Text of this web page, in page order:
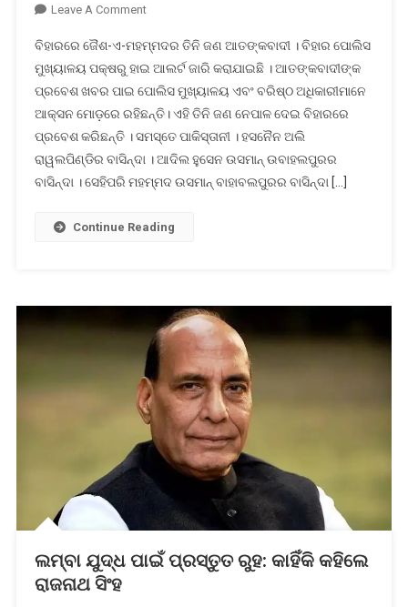
Leave A CommentOn
୩
ଆତଙ୍କବାଦୀ:
କରୁଛନ୍ତି
ଆକ୍ରମଣର
ବଡ଼
ଯୋଜନା
ବିହାରରେ ଜୈଶ-ଏ-ମହମ୍ମଦର ତିନି ଜଣ ଆତଙ୍କବାଦୀ । ବିହାର ପୋଲିସ
ମୁଖ୍ୟାଳୟ ପକ୍ଷରୁ ହାଇ ଆଲର୍ଟ ଜାରି କରାଯାଇଛି । ଆତଙ୍କବାଦୀଙ୍କ
ପ୍ରବେଶ ଖବର ପାଇ ପୋଲିସ ମୁଖ୍ୟାଳୟ ଏବଂ ବରିଷ୍ଠ ଅଧିକାରୀମାନେ
ଆକ୍ସନ ମୋଡ଼ରେ ରହିଛନ୍ତି। ଏହି ତିନି ଜଣ ନେପାଳ ଦେଇ ବିହାରରେ
ପ୍ରବେଶ କରିଛନ୍ତି । ସମସ୍ତେ ପାକିସ୍ତାନୀ । ହସନୈନ ଅଲି
ରାୱଲପିଣ୍ଡିର ବାସିନ୍ଦା । ଆଦିଲ ହୁସେନ ଉସମାନ୍ ଉବାହଲପୁରର
ବାସିନ୍ଦା । ସେହିପରି ମହମ୍ମଦ ଉସମାନ୍ ବାହାବଲପୁରର ବାସିନ୍ଦା […]
Continue Reading
ଲମ୍ବା ଯୁଦ୍ଧ ପାଇଁ ପ୍ରସ୍ତୁତ ରୁହ: କାହିଁକି କହିଲେ
ରାଜନାଥ ସିଂହ